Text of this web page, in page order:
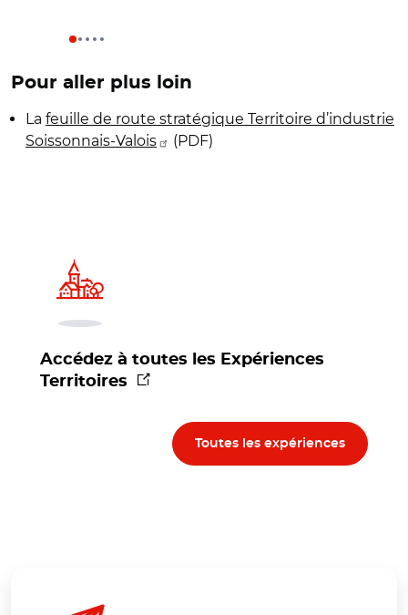
Pour aller plus loin
La feuille de route stratégique Territoire d’industrie
Soissonnais-Valois
(PDF)
Accédez à toutes les Expériences
Territoires
(nouvelle fenêtre)
Toutes les expériences